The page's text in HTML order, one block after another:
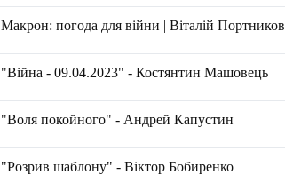
Макрон: погода для війни | Віталій Портников
"Війна - 09.04.2023" - Костянтин Машовець
"Воля покойного" - Андрей Капустин
"Розрив шаблону" - Віктор Бобиренко